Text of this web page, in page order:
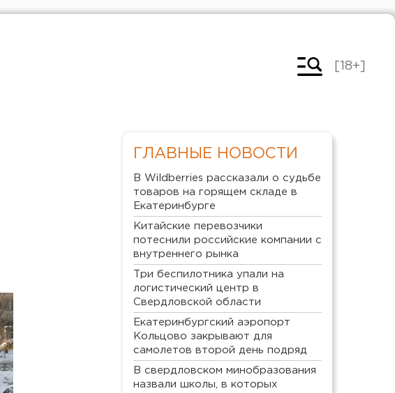
[18+]
ГЛАВНЫЕ НОВОСТИ
В Wildberries рассказали о судьбе
товаров на горящем складе в
Екатеринбурге
Китайские перевозчики
потеснили российские компании с
внутреннего рынка
Три беспилотника упали на
логистический центр в
Свердловской области
Екатеринбургский аэропорт
Кольцово закрывают для
самолетов второй день подряд
В свердловском минобразования
назвали школы, в которых